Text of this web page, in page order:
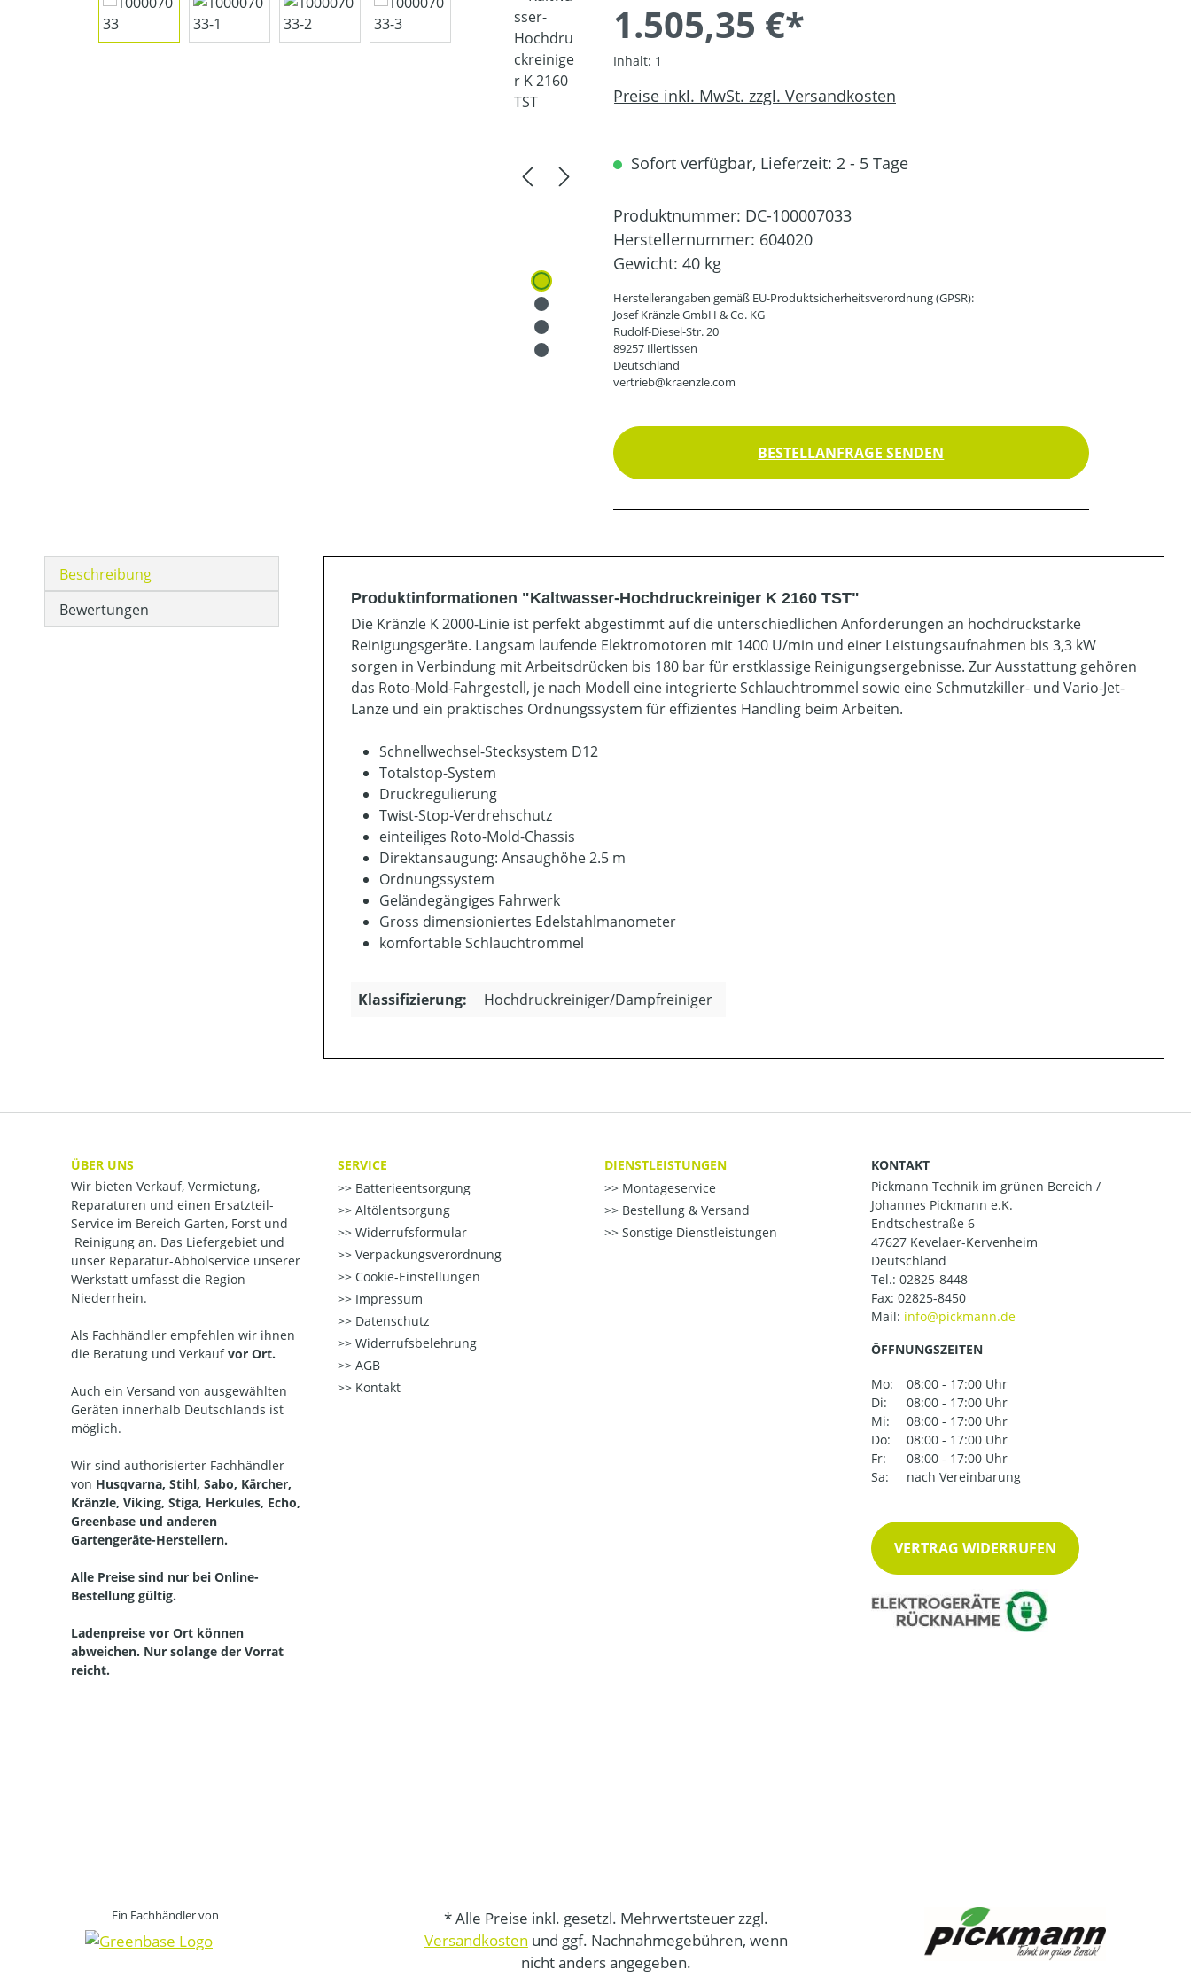
1.505,35 €*
Inhalt: 1
Preise inkl. MwSt. zzgl. Versandkosten
Sofort verfügbar, Lieferzeit: 2 - 5 Tage
Produktnummer: DC-100007033
Herstellernummer: 604020
Gewicht: 40 kg
Herstellerangaben gemäß EU-Produktsicherheitsverordnung (GPSR):
Josef Kränzle GmbH & Co. KG
Rudolf-Diesel-Str. 20
89257 Illertissen
Deutschland
vertrieb@kraenzle.com
BESTELLANFRAGE SENDEN
Beschreibung
Bewertungen
Produktinformationen "Kaltwasser-Hochdruckreiniger K 2160 TST"
Die Kränzle K 2000-Linie ist perfekt abgestimmt auf die unterschiedlichen Anforderungen an hochdruckstarke
Reinigungsgeräte. Langsam laufende Elektromotoren mit 1400 U/min und einer Leistungsaufnahmen bis 3,3 kW
sorgen in Verbindung mit Arbeitsdrücken bis 180 bar für erstklassige Reinigungsergebnisse. Zur Ausstattung gehören
das Roto-Mold-Fahrgestell, je nach Modell eine integrierte Schlauchtrommel sowie eine Schmutzkiller- und Vario-Jet-
Lanze und ein praktisches Ordnungssystem für effizientes Handling beim Arbeiten.
Schnellwechsel-Stecksystem D12
Totalstop-System
Druckregulierung
Twist-Stop-Verdrehschutz
einteiliges Roto-Mold-Chassis
Direktansaugung: Ansaughöhe 2.5 m
Ordnungssystem
Geländegängiges Fahrwerk
Gross dimensioniertes Edelstahlmanometer
komfortable Schlauchtrommel
Klassifizierung: Hochdruckreiniger/Dampfreiniger
ÜBER UNS
Wir bieten Verkauf, Vermietung,
Reparaturen und einen Ersatzteil-
Service im Bereich Garten, Forst und
Reinigung an. Das Liefergebiet und
unser Reparatur-Abholservice unserer
Werkstatt umfasst die Region
Niederrhein.
Als Fachhändler empfehlen wir ihnen
die Beratung und Verkaufvor Ort.
Auch ein Versand von ausgewählten
Geräten innerhalb Deutschlands ist
möglich.
Wir sind authorisierter Fachhändler
von Husqvarna, Stihl, Sabo, Kärcher,
Kränzle, Viking, Stiga, Herkules, Echo,
Greenbase und anderen
Gartengeräte-Herstellern.
Alle Preise sind nur bei Online-
Bestellung gültig.
Ladenpreise vor Ort können
abweichen. Nur solange der Vorrat
reicht.
SERVICE
Batterieentsorgung
Altölentsorgung
Widerrufsformular
Verpackungsverordnung
Cookie-Einstellungen
Impressum
Datenschutz
Widerrufsbelehrung
AGB
Kontakt
DIENSTLEISTUNGEN
Montageservice
Bestellung & Versand
Sonstige Dienstleistungen
KONTAKT
Pickmann Technik im grünen Bereich /
Johannes Pickmann e.K.
Endtschestraße 6
47627 Kevelaer-Kervenheim
Deutschland
Tel.: 02825-8448
Fax: 02825-8450
Mail:
ÖFFNUNGSZEITEN
Mo:
08:00 - 17:00 Uhr
Di:
08:00 - 17:00 Uhr
Mi:
08:00 - 17:00 Uhr
Do:
08:00 - 17:00 Uhr
Fr:
08:00 - 17:00 Uhr
Sa:
nach Vereinbarung
VERTRAG WIDERRUFEN
Ein Fachhändler von
* Alle Preise inkl. gesetzl. Mehrwertsteuer zzgl.
Versandkosten und ggf. Nachnahmegebühren, wenn
nicht anders angegeben.